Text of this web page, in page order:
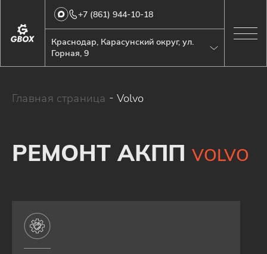
Краснодар, Карасунский округ, ул.
Горная, 9
+7 (861) 944-10-18
Главная страница - Volvo
РЕМОНТ АКПП VOLVO